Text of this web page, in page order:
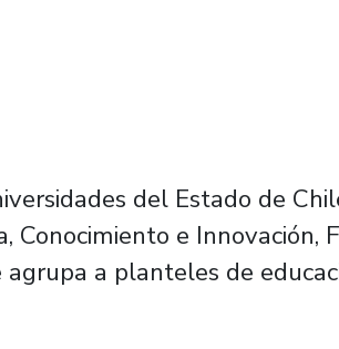
del Estado de
Conocimiento e
a planteles de